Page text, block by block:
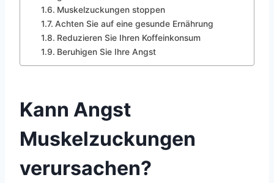
Muskelzuckungen stoppen
Achten Sie auf eine gesunde Ernährung
Reduzieren Sie Ihren Koffeinkonsum
Beruhigen Sie Ihre Angst
Kann Angst
Muskelzuckungen
verursachen?